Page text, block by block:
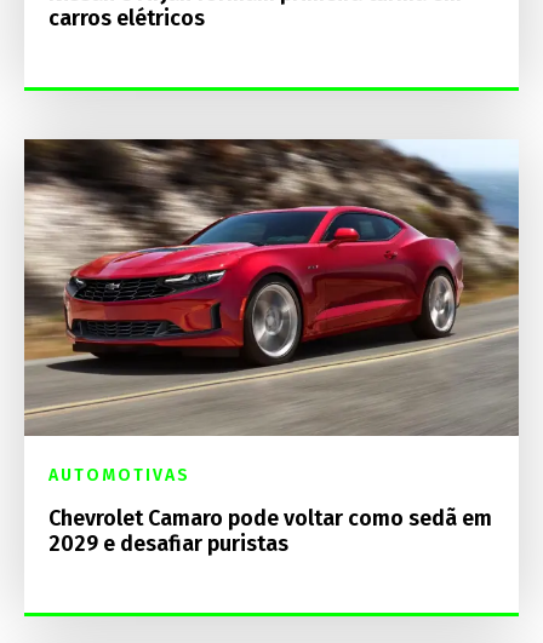
carros elétricos
AUTOMOTIVAS
Chevrolet Camaro pode voltar como sedã em
2029 e desafiar puristas